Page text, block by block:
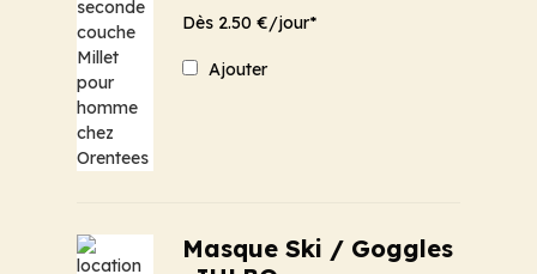
Dès 2.50 €/jour*
Ajouter
Masque Ski / Goggles